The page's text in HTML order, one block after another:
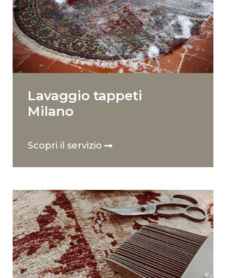
Lavaggio tappeti
Milano
Scopri il servizio